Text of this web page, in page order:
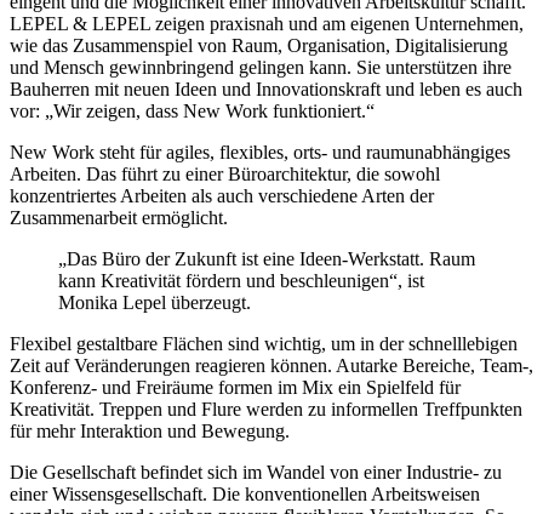
LEPEL & LEPEL zeigen praxisnah und am eigenen Unternehmen,
wie das Zusammenspiel von Raum, Organisation, Digitalisierung
und Mensch gewinnbringend gelingen kann. Sie unterstützen ihre
Bauherren mit neuen Ideen und Innovationskraft und leben es auch
vor: „Wir zeigen, dass New Work funktioniert.“
New Work steht für agiles, flexibles, orts- und raumunabhängiges
Arbeiten. Das führt zu einer Büroarchitektur, die sowohl
konzentriertes Arbeiten als auch verschiedene Arten der
Zusammenarbeit ermöglicht.
„Das Büro der Zukunft ist eine Ideen-Werkstatt. Raum
kann Kreativität fördern und beschleunigen“, ist
Monika Lepel überzeugt.
Flexibel gestaltbare Flächen sind wichtig, um in der schnelllebigen
Zeit auf Veränderungen reagieren können. Autarke Bereiche, Team-,
Konferenz- und Freiräume formen im Mix ein Spielfeld für
Kreativität. Treppen und Flure werden zu informellen Treffpunkten
für mehr Interaktion und Bewegung.
Die Gesellschaft befindet sich im Wandel von einer Industrie- zu
einer Wissensgesellschaft. Die konventionellen Arbeitsweisen